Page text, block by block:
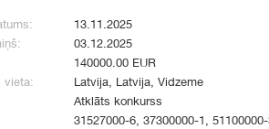
13.11.2025
03.12.2025
140000.00 EUR
vieta:
Latvija, Latvija, Vidzeme
Atklāts konkurss
31527000-6, 37300000-1,